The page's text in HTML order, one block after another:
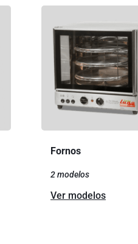
Fornos
2 modelos
Ver modelos